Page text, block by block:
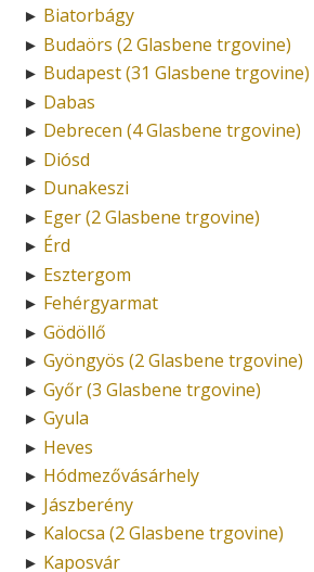
► Biatorbágy
► Budaörs (2 Glasbene trgovine)
► Budapest (31 Glasbene trgovine)
► Dabas
► Debrecen (4 Glasbene trgovine)
► Diósd
► Dunakeszi
► Eger (2 Glasbene trgovine)
► Érd
► Esztergom
► Fehérgyarmat
► Gödöllő
► Gyöngyös (2 Glasbene trgovine)
► Győr (3 Glasbene trgovine)
► Gyula
► Heves
► Hódmezővásárhely
► Jászberény
► Kalocsa (2 Glasbene trgovine)
► Kaposvár